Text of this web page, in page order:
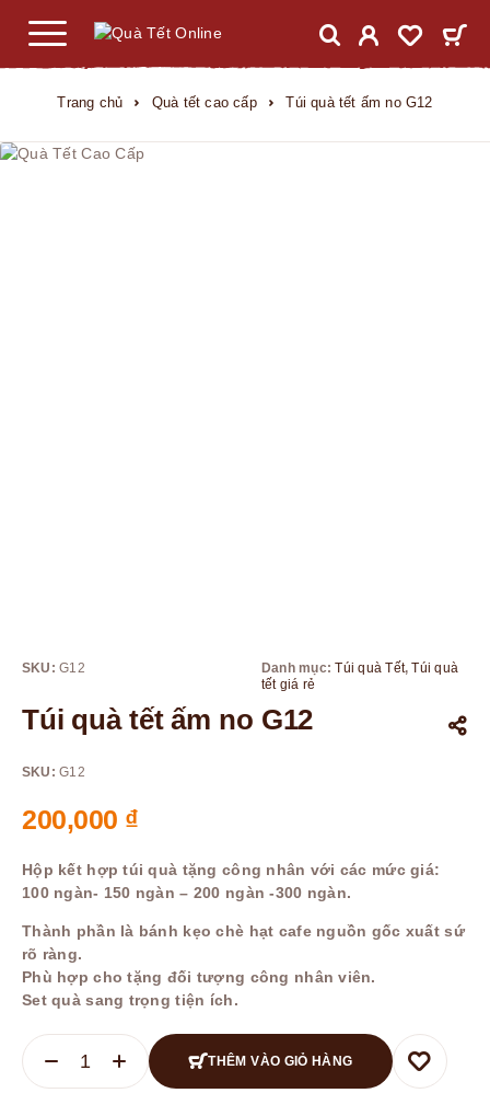
Trang chủ Quà tết cao cấp Túi quà tết ấm no G12
SKU:G12 Danh mục:Túi quà Tết,Túi quà
tết giá rẻ
Túi quà tết ấm no G12
SKU:G12
200,000 ₫
Hộp kết hợp túi quà tặng công nhân với các mức giá:
100 ngàn- 150 ngàn – 200 ngàn -300 ngàn.
Thành phần là bánh kẹo chè hạt cafe nguồn gốc xuất sứ
rõ ràng.
Phù hợp cho tặng đối tượng công nhân viên.
Set quà sang trọng tiện ích.
THÊM VÀO GIỎ HÀNG